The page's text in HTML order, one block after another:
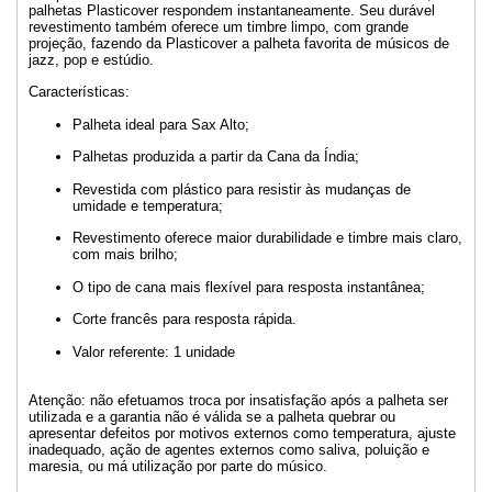
palhetas Plasticover respondem instantaneamente. Seu durável
revestimento também oferece um timbre limpo, com grande
projeção, fazendo da Plasticover a palheta favorita de músicos de
jazz, pop e estúdio.
Características:
Palheta ideal para Sax Alto;
Palhetas produzida a partir da Cana da Índia;
Revestida com plástico para resistir às mudanças de
umidade e temperatura;
Revestimento oferece maior durabilidade e timbre mais claro,
com mais brilho;
O tipo de cana mais flexível para resposta instantânea;
Corte francês para resposta rápida.
Valor referente: 1 unidade
Atenção: não efetuamos troca por insatisfação após a palheta ser
utilizada e a garantia não é válida se a palheta quebrar ou
apresentar defeitos por motivos externos como temperatura, ajuste
inadequado, ação de agentes externos como saliva, poluição e
maresia, ou má utilização por parte do músico.